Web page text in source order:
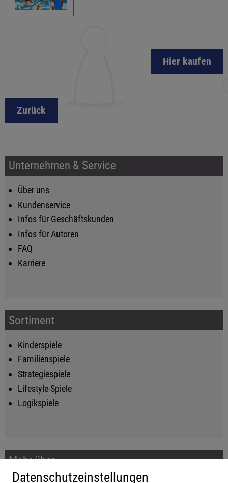
Hier kaufen
Zurück
Unternehmen & Service
Über uns
Kundenservice
Infos für Geschäftskunden
Infos für Autoren
FAQ
Karriere
Sortiment
Kinderspiele
Familienspiele
Strategiespiele
Lifestyle-Spiele
Logikspiele
Mehr über...
Datenschutzeinstellungen